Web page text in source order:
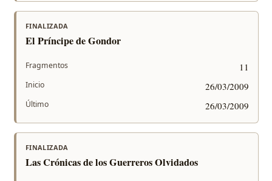
FINALIZADA
El Príncipe de Gondor
Fragmentos 11
Inicio 26/03/2009
Último 26/03/2009
FINALIZADA
Las Crónicas de los Guerreros Olvidados